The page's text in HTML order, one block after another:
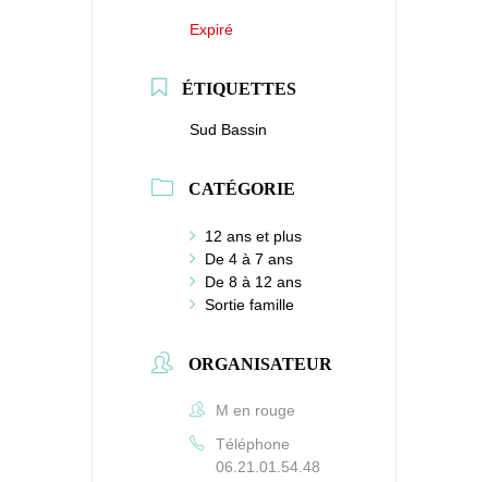
Expiré
ÉTIQUETTES
Sud Bassin
CATÉGORIE
12 ans et plus
De 4 à 7 ans
De 8 à 12 ans
Sortie famille
ORGANISATEUR
M en rouge
Téléphone
06.21.01.54.48